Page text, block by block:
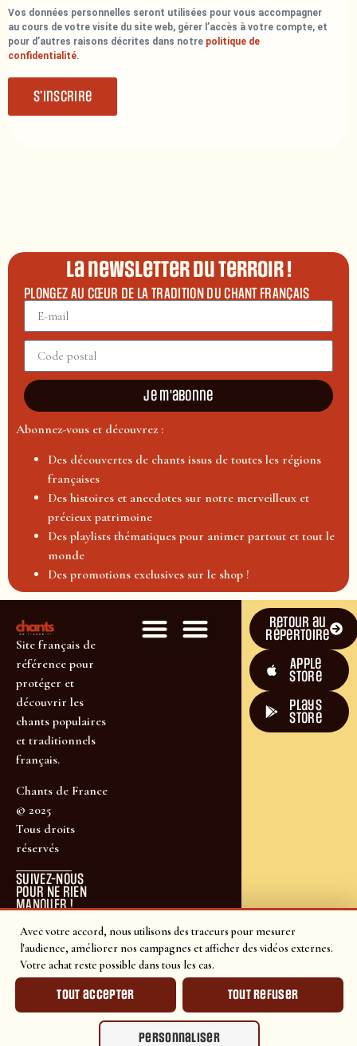
Avec votre accord, nous utilisons des traceurs pour mesurer
l'audience, améliorer nos campagnes et afficher des vidéos externes.
Votre achat reste possible dans tous les cas.
Tout accepter Tout refuser
Personnaliser
Vos données personnelles seront utilisées pour vous accompagner
au cours de votre visite du site web, gérer l’accès à votre compte, et
pour d’autres raisons décrites dans notre politique de
confidentialité.
S’inscrire
La newsletter du terroir !
PLONGEZ AU CŒUR DE LA TRADITION DU CHANT FRANÇAIS
Je m'abonne
Abonnez-vous et découvrez :
Des découvertes de chants issus de toutes les régions
françaises
Des histoires et anecdotes sur notre merveilleux et
précieux patrimoine
Des playlists thématiques pour animer partout et tout le
monde
Des promotions exclusives sur le shop !
Site français de
référence pour
protéger et
découvrir les
chants populaires
et traditionnels
français.
Chants de France
© 2025
Tous droits
réservés
SUIVEZ-NOUS
POUR NE RIEN
MANQUER !
Retour au
répertoire
Apple
Store
plays
store